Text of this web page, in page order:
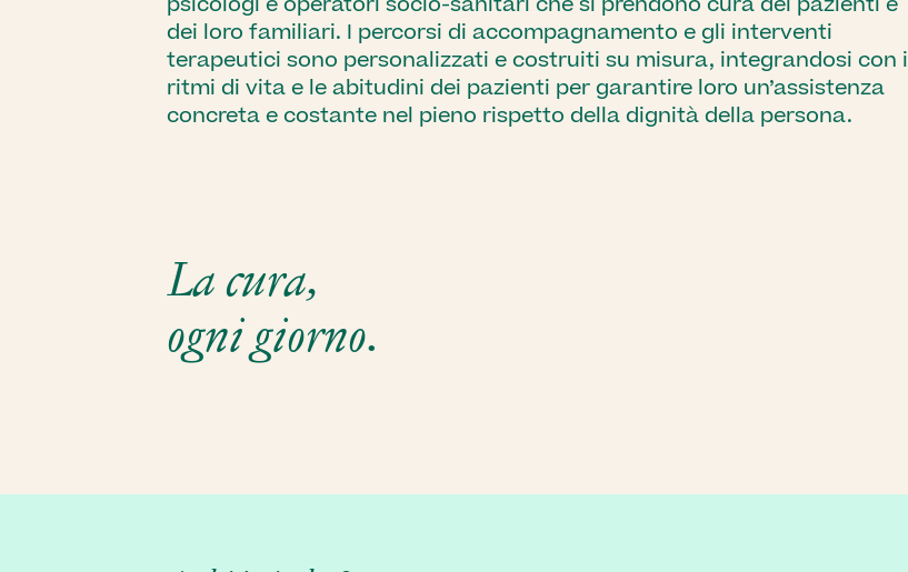
dei loro familiari. I percorsi di accompagnamento e gli interventi
terapeutici sono personalizzati e costruiti su misura, integrandosi con i
ritmi di vita e le abitudini dei pazienti per garantire loro un’assistenza
concreta e costante nel pieno rispetto della dignità della persona.
La cura,
ogni giorno.